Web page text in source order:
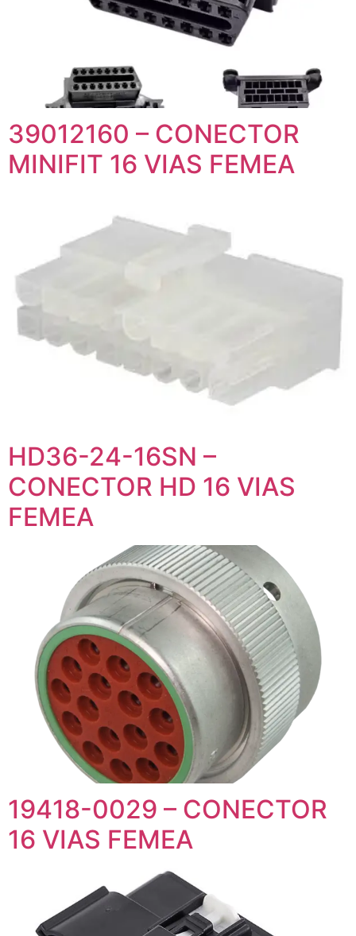
39012160 – CONECTOR
MINIFIT 16 VIAS FEMEA
HD36-24-16SN –
CONECTOR HD 16 VIAS
FEMEA
19418-0029 – CONECTOR
16 VIAS FEMEA